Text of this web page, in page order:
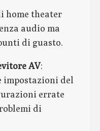
home theater
audio ma
di guasto.
AV:
impostazioni del
errate
di